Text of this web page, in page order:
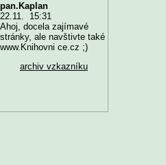
pan.Kaplan
22.11. 15:31
Ahoj, docela zajímavé
stránky, ale navštivte také
www.Knihovni ce.cz ;)
archiv vzkazníku